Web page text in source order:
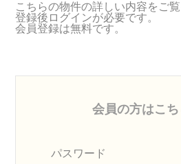
こちらの物件の詳しい内容をご
登録後ログインが必要です。
会員登録は無料です。
会員の方はこち
パスワード